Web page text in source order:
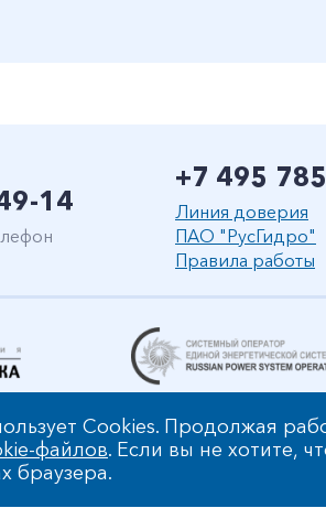
14
+7 495
Линия доверия
ПАО "РусГидро"
Правила работы
Уведомление
Cookies. Продолжая
файлов. Если вы не хотите,
браузера.